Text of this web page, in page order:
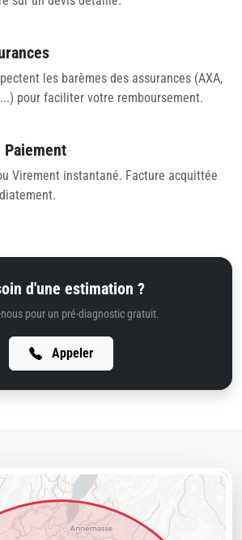
les barèmes des assurances (AXA,
pour faciliter votre remboursement.
Paiement
Virement instantané. Facture acquittée
d'une estimation ?
pour un pré-diagnostic gratuit.
Appeler